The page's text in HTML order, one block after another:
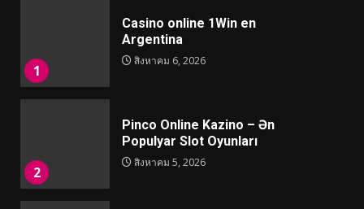
1
Casino online 1Win en
Argentina
สิงหาคม 6, 2026
2
Pinco Online Kazino – Ən
Populyar Slot Oyunları
สิงหาคม 5, 2026